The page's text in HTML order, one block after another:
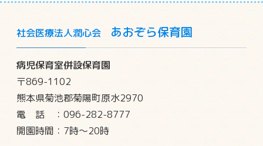
社会医療法人潤心会 あおぞら保育園
病児保育室併設保育園
〒869-1102
熊本県菊池郡菊陽町原水2970
電話
：096-282-8777
開園時間：7時～20時